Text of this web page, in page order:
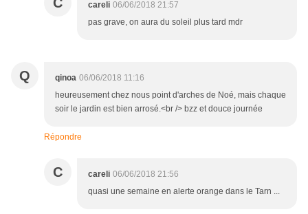
careli 06/06/2018 21:57
pas grave, on aura du soleil plus tard mdr
Q qinoa 06/06/2018 11:16
heureusement chez nous point d'arches de Noé, mais chaque
soir le jardin est bien arrosé.<br /> bzz et douce journée
Répondre
C careli 06/06/2018 21:56
quasi une semaine en alerte orange dans le Tarn ...